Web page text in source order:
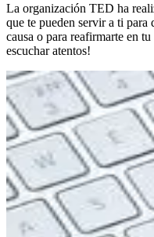
La organización TED ha
que te pueden servir a ti para
causa o para reafirmarte en
escuchar atentos!